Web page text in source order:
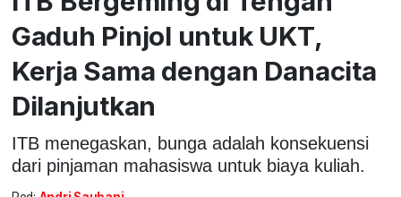
Gaduh Pinjol untuk UKT,
Kerja Sama dengan Danacita
Dilanjutkan
ITB menegaskan, bunga adalah konsekuensi
dari pinjaman mahasiswa untuk biaya kuliah.